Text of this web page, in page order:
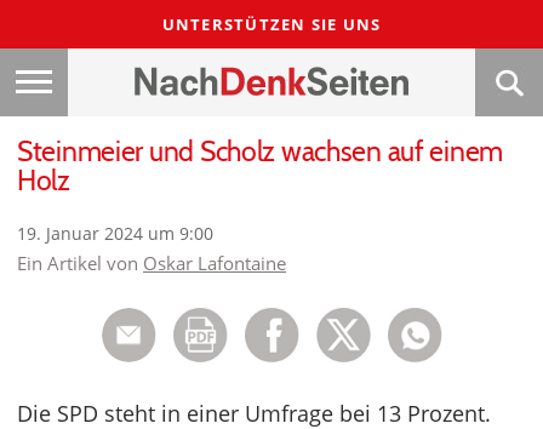
UNTERSTÜTZEN SIE UNS
Steinmeier und Scholz wachsen auf einem
Holz
19. Januar 2024 um 9:00
Ein Artikel von Oskar Lafontaine
Die SPD steht in einer Umfrage bei 13 Prozent.